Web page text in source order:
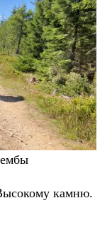
камню.